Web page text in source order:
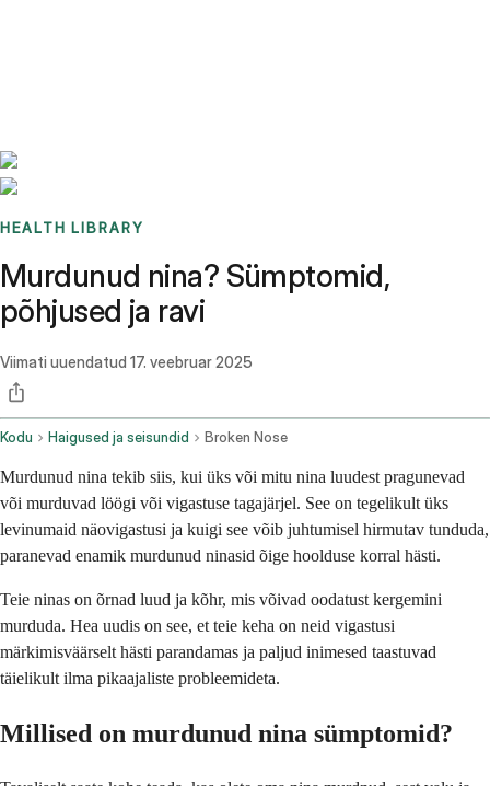
HEALTH LIBRARY
Murdunud nina? Sümptomid,
põhjused ja ravi
Viimati uuendatud 17. veebruar 2025
Kodu Haigused ja seisundid Broken Nose
Murdunud nina tekib siis, kui üks või mitu nina luudest pragunevad
või murduvad löögi või vigastuse tagajärjel. See on tegelikult üks
levinumaid näovigastusi ja kuigi see võib juhtumisel hirmutav tunduda,
paranevad enamik murdunud ninasid õige hoolduse korral hästi.
Teie ninas on õrnad luud ja kõhr, mis võivad oodatust kergemini
murduda. Hea uudis on see, et teie keha on neid vigastusi
märkimisväärselt hästi parandamas ja paljud inimesed taastuvad
täielikult ilma pikaajaliste probleemideta.
Millised on murdunud nina sümptomid?